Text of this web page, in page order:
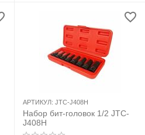
АРТИКУЛ: JTC-J408H
Набор бит-головок 1/2 JTC-
J408H